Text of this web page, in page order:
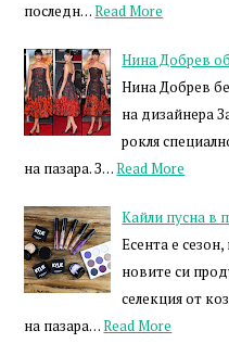
последн…Read More
Нина Добрев
Нина Добрев
на дизайнера
рокля
на пазара. З…Read More
Кайли пусна в
Есента е
новите си
селекция от
на пазара…Read More